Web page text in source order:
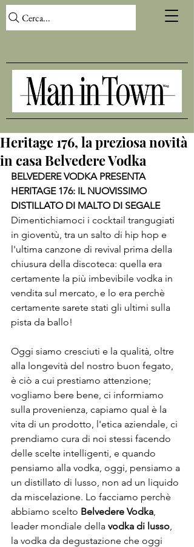
Cerca...
Heritage 176, la preziosa novità
in casa Belvedere Vodka
BELVEDERE VODKA PRESENTA
HERITAGE 176: IL NUOVISSIMO
DISTILLATO DI MALTO DI SEGALE
Dimentichiamoci i cocktail trangugiati
in gioventù, tra un salto di hip hop e
l'ultima canzone di revival prima della
chiusura della discoteca: quella era
certamente la più imbevibile vodka in
vendita sul mercato, e lo era perchè
certamente sarete stati gli ultimi sulla
pista da ballo!
Oggi siamo cresciuti e la qualità, oltre
alla longevità del nostro buon fegato,
è ciò a cui prestiamo attenzione;
vogliamo bere bene, ci informiamo
sulla provenienza, capiamo qual è la
vita di un prodotto, l'etica aziendale, ci
prendiamo cura di noi stessi facendo
delle scelte intelligenti, e quando
pensiamo alla vodka, oggi, pensiamo a
un distillato di lusso, non ad un liquido
da miscelazione. Lo facciamo perchè
abbiamo scelto Belvedere Vodka,
leader mondiale della vodka di lusso,
la vodka da degustazione che oggi